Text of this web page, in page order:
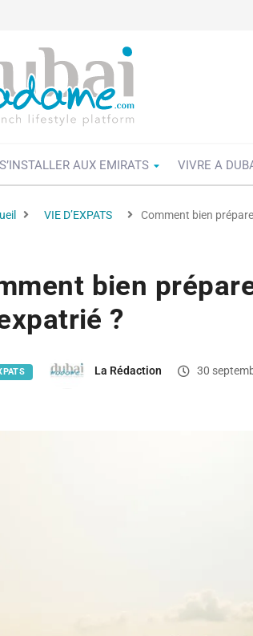
S’INSTALLER AUX EMIRATS VIVRE A
VIE D’EXPATS Comment bien
bien
?
La Rédaction 30